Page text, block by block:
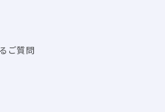
ご質問